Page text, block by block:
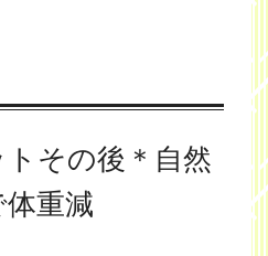
その後＊自然
重減